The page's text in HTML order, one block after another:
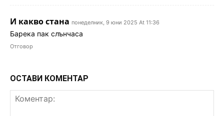
И какво стана понеделник, 9 юни 2025 At 11:36
Барека пак слънчаса
Отговор
ОСТАВИ КОМЕНТАР